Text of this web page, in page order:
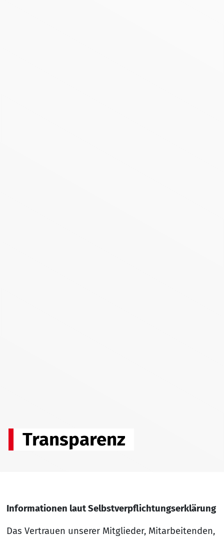
Transparenz
Informationen laut Selbstverpflichtungserklärung
Das Vertrauen unserer Mitglieder, Mitarbeitenden,